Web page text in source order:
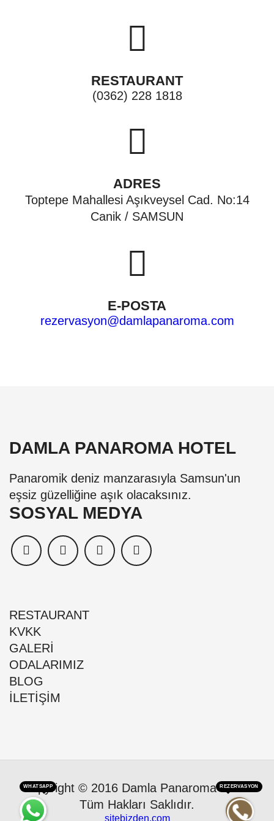
RESTAURANT
(0362) 228 1818
ADRES
Toptepe Mahallesi Aşıkveysel Cad. No:14
Canik / SAMSUN
E-POSTA
rezervasyon@damlapanaroma.com
DAMLA PANAROMA HOTEL
Panaromik deniz manzarasıyla Samsun'un
eşsiz güzelliğine aşık olacaksınız.
SOSYAL MEDYA
RESTAURANT
KVKK
GALERİ
ODALARIMIZ
BLOG
İLETİŞİM
Copyright © 2016 Damla Panaroma Hotel.
Tüm Hakları Saklıdır.
sitebizden.com
WHATSAPP REZERVASYON